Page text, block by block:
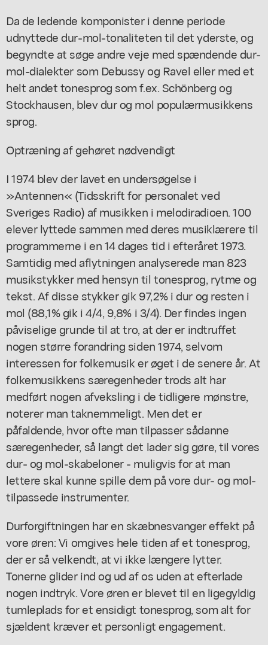
Da de ledende komponister i denne periode
udnyttede dur-mol-tonaliteten til det yderste, og
begyndte at søge andre veje med spændende dur-
mol-dialekter som Debussy og Ravel eller med et
helt andet tonesprog som f.ex. Schönberg og
Stockhausen, blev dur og mol populærmusikkens
sprog.
Optræning af gehøret nødvendigt
I 1974 blev der lavet en undersøgelse i
»Antennen« (Tidsskrift for personalet ved
Sveriges Radio) af musikken i melodiradioen. 100
elever lyttede sammen med deres musiklærere til
programmerne i en 14 dages tid i efteråret 1973.
Samtidig med aflytningen analyserede man 823
musikstykker med hensyn til tonesprog, rytme og
tekst. Af disse stykker gik 97,2% i dur og resten i
mol (88,1% gik i 4/4, 9,8% i 3/4). Der findes ingen
påviselige grunde til at tro, at der er indtruffet
nogen større forandring siden 1974, selvom
interessen for folkemusik er øget i de senere år. At
folkemusikkens særegenheder trods alt har
medført nogen afveksling i de tidligere mønstre,
noterer man taknemmeligt. Men det er
påfaldende, hvor ofte man tilpasser sådanne
særegenheder, så langt det lader sig gøre, til vores
dur- og mol-skabeloner - muligvis for at man
lettere skal kunne spille dem på vore dur- og mol-
tilpassede instrumenter.
Durforgiftningen har en skæbnesvanger effekt på
vore øren: Vi omgives hele tiden af et tonesprog,
der er så velkendt, at vi ikke længere lytter.
Tonerne glider ind og ud af os uden at efterlade
nogen indtryk. Vore øren er blevet til en ligegyldig
tumleplads for et ensidigt tonesprog, som alt for
sjældent kræver et personligt engagement.